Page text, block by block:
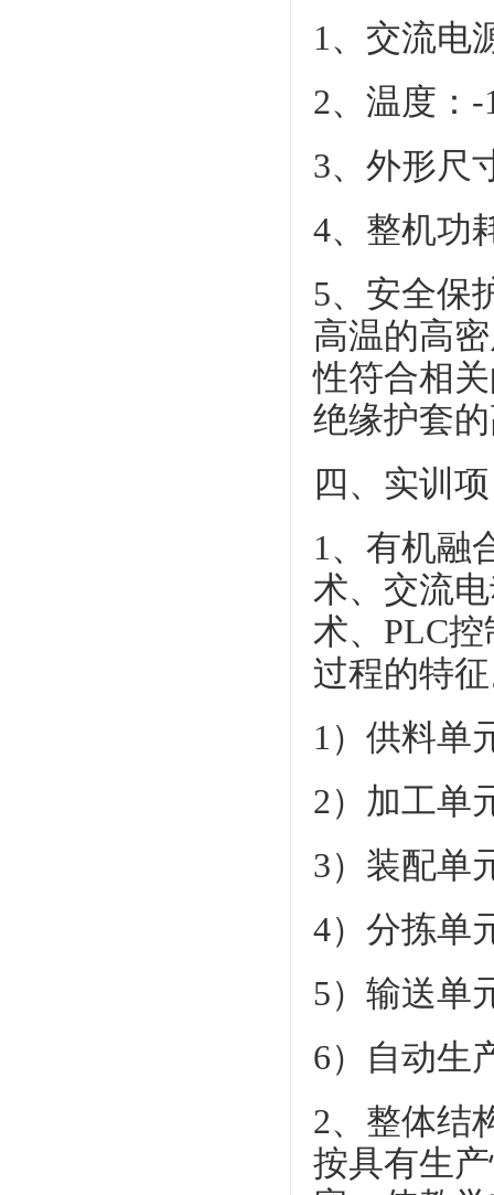
1、交流电
2、温度：
3、外形尺
4、整机功
5、安全保
高温的高
性符合相
绝缘护套
四、实训
1、有机融
术、交流
术、PLC
过程的特
1）供料单
2）加工单
3）装配单
4）分拣单
5）输送单
6）自动生
2、整体结
按具有生